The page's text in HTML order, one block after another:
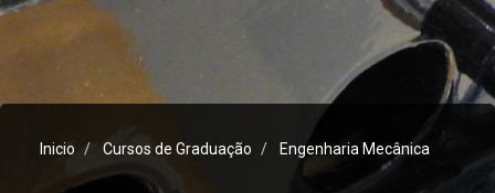
Inicio Cursos de Graduação Engenharia Mecânica